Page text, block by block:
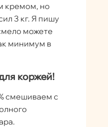
кремом, но
3 кг. Я пишу
можете
минимум в
коржей!
смешиваем с